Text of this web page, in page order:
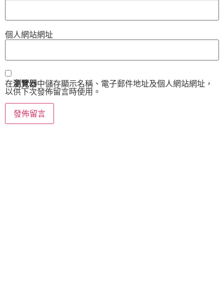
個人網站網址
在瀏覽器中儲存顯示名稱、電子郵件地址及個人網站網址，
以供下次發佈留言時使用。